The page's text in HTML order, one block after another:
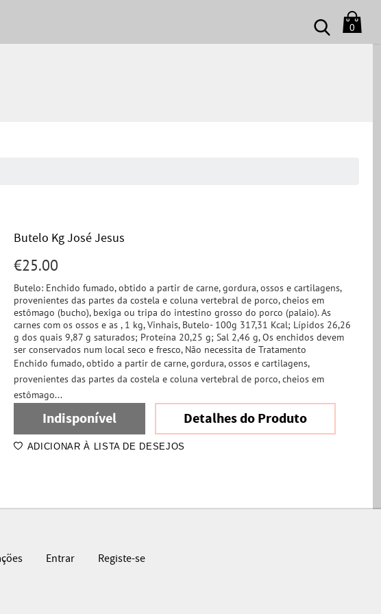
0
Butelo Kg José Jesus
€25.00
Butelo: Enchido fumado, obtido a partir de carne, gordura, ossos e cartilagens,
provenientes das partes da costela e coluna vertebral de porco, cheios em
estômago (bucho), bexiga ou tripa do intestino grosso do porco (palaio). As
carnes com os ossos e as , 1 kg, Vinhais, Butelo- 100g 317,31 Kcal; Lípidos 26,26
g dos quais 9,87 g saturados; Proteína 20,25 g; Sal 2,46 g, Os enchidos devem
ser conservados num local seco e fresco, Não necessita de Tratamento
Enchido fumado, obtido a partir de carne, gordura, ossos e cartilagens,
provenientes das partes da costela e coluna vertebral de porco, cheios em
estômago...
Indisponível Detalhes do Produto
ADICIONAR À LISTA DE DESEJOS
Entrar Registe-se